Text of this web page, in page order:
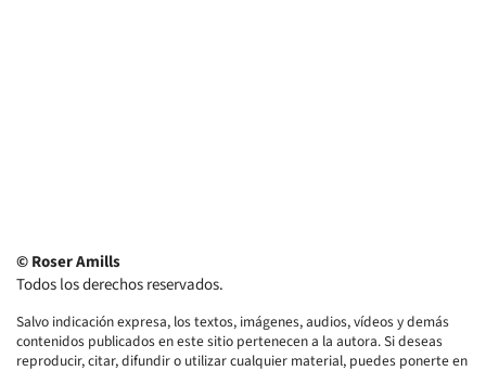
© Roser Amills
Todos los derechos reservados.
Salvo indicación expresa, los textos, imágenes, audios, vídeos y demás
contenidos publicados en este sitio pertenecen a la autora. Si deseas
reproducir, citar, difundir o utilizar cualquier material, puedes ponerte en